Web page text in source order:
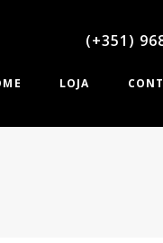
(+351)
LOJA